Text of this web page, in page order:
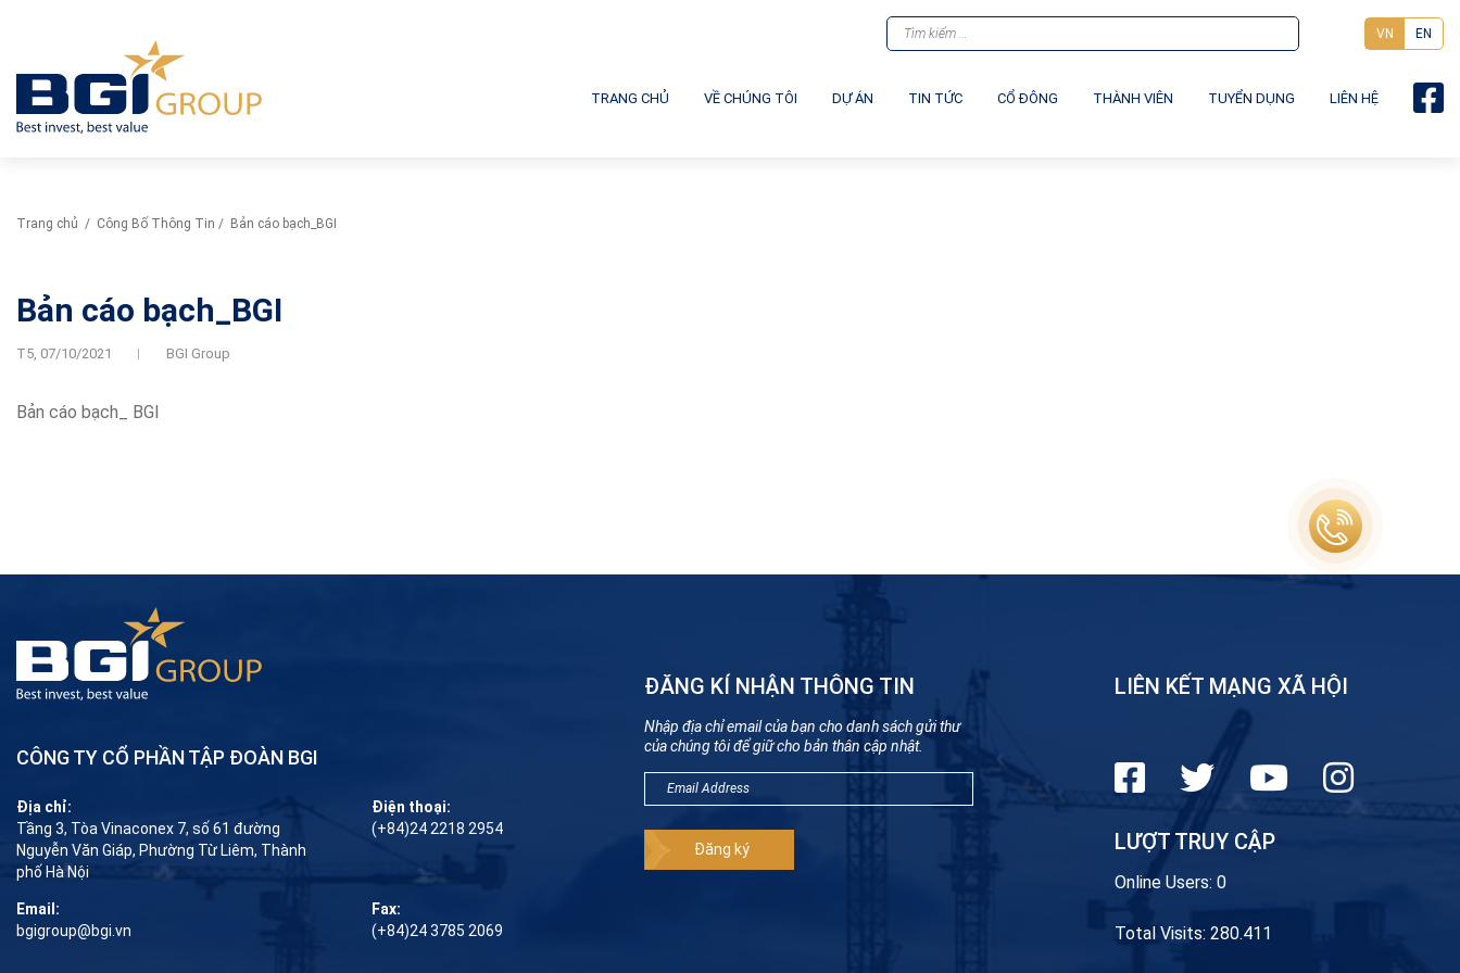
VN EN
TRANG CHỦ VỀ CHÚNG TÔI DỰ ÁN TIN TỨC CỔ ĐÔNG THÀNH VIÊN TUYỂN DỤNG LIÊN HỆ
Trang chủ / Công Bố Thông Tin / Bản cáo bạch_BGI
Bản cáo bạch_BGI
T5, 07/10/2021 BGI Group
Bản cáo bạch_ BGI
CÔNG TY CỔ PHẦN TẬP ĐOÀN BGI
Địa chỉ:
Tầng 3, Tòa Vinaconex 7, số 61 đường
Nguyễn Văn Giáp, Phường Từ Liêm, Thành
phố Hà Nội
Điện thoại:
(+84)24 2218 2954
Email:
bgigroup@bgi.vn
Fax:
(+84)24 3785 2069
ĐĂNG KÍ NHẬN THÔNG TIN
Nhập địa chỉ email của bạn cho danh sách gửi thư
của chúng tôi để giữ cho bản thân cập nhật.
LIÊN KẾT MẠNG XÃ HỘI
LƯỢT TRUY CẬP
Online Users: 0
Total Visits: 280.411